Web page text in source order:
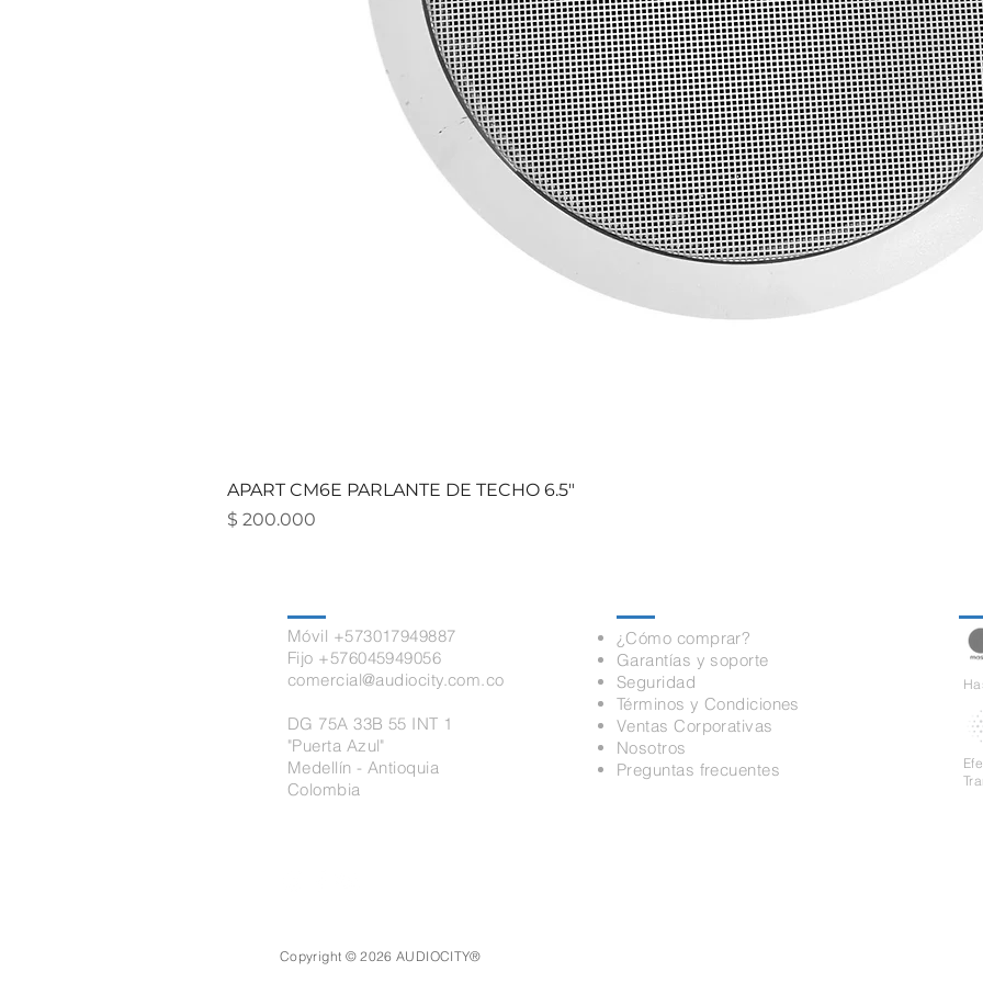
APART CM6E PARLANTE DE TECHO 6.5"
Precio
$ 200.000
Móvil +573017949887
Fijo +576045949056
comercial@audiocity.com.co
DG 75A 33B 55 INT 1
"Puerta Azul"
Medellín - Antioquia
Colombia
¿Cómo comprar?
Garantías y soporte
Seguridad
Términos y Condiciones
Ventas Corporativas
Nosotros
Preguntas frecuentes
Copyright © 2026 AUDIOCITY®